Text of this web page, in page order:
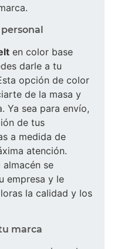
en color base
darle a tu
opción de color
de la masa y
Ya sea para envío,
de tus
a medida de
atención.
se
empresa y le
la calidad y los
marca